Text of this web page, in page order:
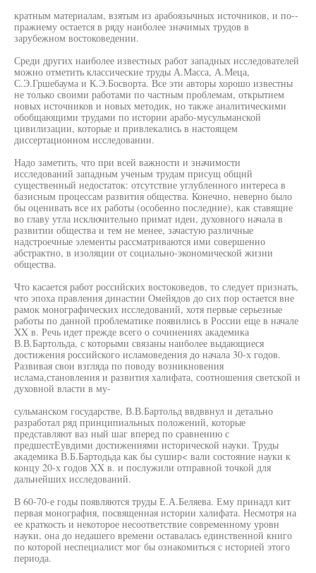
кратным материалам, взятым из арабоязычных источников, и по--
пражнему остается в ряду наиболее значимых трудов в
зарубежном востоковедении.
Среди других наиболее известных работ западных исследователей
можно отметить классические труды А.Масса, А.Меца,
С.Э.Гршебаума и К.Э.Босворта. Все эти авторы хорошо известны
не только своими работами по частным проблемам, открытием
новых источников и новых методик, но также аналитическими
обобщающими трудами по истории арабо-мусульманской
цивилизации, которые и привлекались в настоящем
диссертационном исследовании.
Надо заметить, что при всей важности и значимости
исследований западным ученым трудам присущ общий
существенный недостаток: отсутствие углубленного интереса в
базисным процессам развития общества. Конечно, неверно было
бы оценивать все их работы (особенно последние), как ставящие
во главу утла исключительно примат идеи, духовного начала в
развитии общества и тем не менее, зачастую различные
надстроечные элементы рассматриваются ими совершенно
абстрактно, в изоляции от социально-экономической жизни
общества.
Что касается работ российских востоковедов, то следует признать,
что эпоха правления династии Омейядов до сих пор остается вне
рамок монографических исследований, хотя первые серьезные
работы по данной проблематике появились в России еще в начале
XX в. Речь идет прежде всего о сочинениях академика
В.В.Бартольда, с которыми связаны наиболее выдающиеся
достижения российского исламоведения до начала 30-х годов.
Развивая свои взгляда по поводу возникновения
ислама,становления и развития халифата, соотношения светской и
духовной власти в му-
сульманском государстве, В.В.Бартольд ввдввнул и детально
разработал ряд принципиальных положений, которые
представляют ваз ный шаг вперед по сравнению с
предшестЕувдими достижениями исторической науки. Труды
академика В.Б.Бартодьда как бы сушир< вали состояние науки к
концу 20-х годов XX в. и послужили отправной точкой для
дальнейших исследований.
В 60-70-е годы появляются труды Е.А.Беляева. Ему принадл кит
первая монография, посвященная истории халифата. Несмотря на
ее краткость и некоторое несоответствие современному уровн
науки, она до недашего времени оставалась единственной книго
по которой неспециалист мог бы ознакомиться с историей этого
периода.